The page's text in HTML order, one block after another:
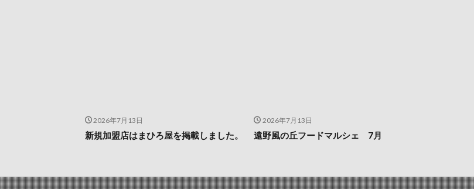
2026年7月13日
新規加盟店はまひろ屋を掲載しました。
2026年7月13日
遠野風の丘フードマルシェ 7月